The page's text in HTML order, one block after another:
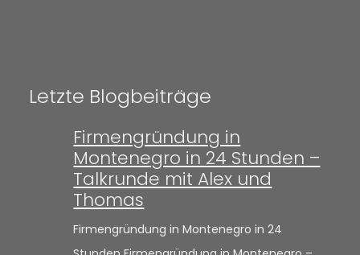
Letzte Blogbeiträge
Firmengründung in
Montenegro in 24 Stunden –
Talkrunde mit Alex und
Thomas
Firmengründung in Montenegro in 24